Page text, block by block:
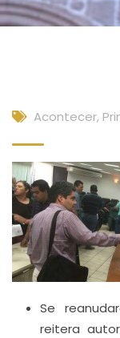
Acontecer,
Se
reitera